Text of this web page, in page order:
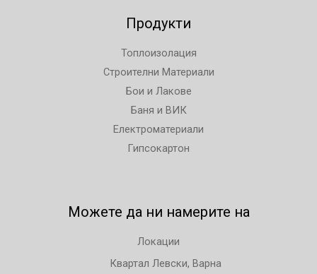
Продукти
Топлоизолация
Строителни Материали
Бои и Лакове
Баня и ВИК
Електроматериали
Гипсокартон
Можете да ни намерите на
Локации
Квартал Левски, Варна